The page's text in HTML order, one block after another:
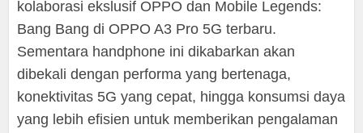
kolaborasi ekslusif OPPO dan Mobile Legends:
Bang Bang di OPPO A3 Pro 5G terbaru.
Sementara handphone ini dikabarkan akan
dibekali dengan performa yang bertenaga,
konektivitas 5G yang cepat, hingga konsumsi daya
yang lebih efisien untuk memberikan pengalaman